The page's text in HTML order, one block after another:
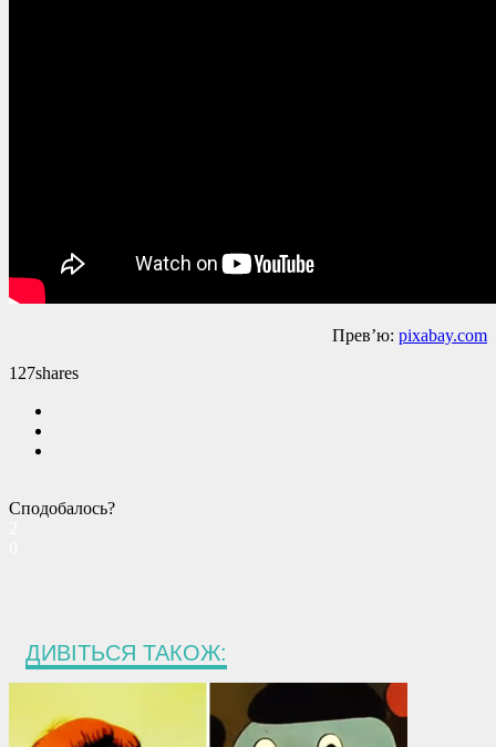
Прев’ю: pixabay.com
127shares
Сподобалось?
ДИВІТЬСЯ ТАКОЖ: